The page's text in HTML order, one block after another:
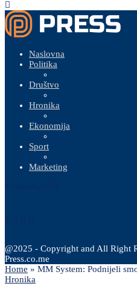
Naslovna
Politika
Društvo
Hronika
Ekonomija
Sport
Marketing
@2025 - Copyright and All Right
Press.co.me
Home » MM System: Podnijeli
Hronika